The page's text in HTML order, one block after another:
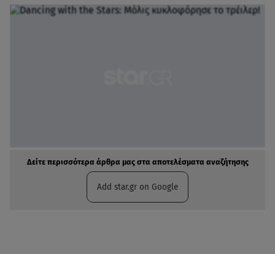
Δείτε περισσότερα άρθρα μας στα αποτελέσματα αναζήτησης
Add star.gr on Google